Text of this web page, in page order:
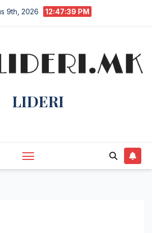
9th, 2026 12:47:39 PM
LIDERI